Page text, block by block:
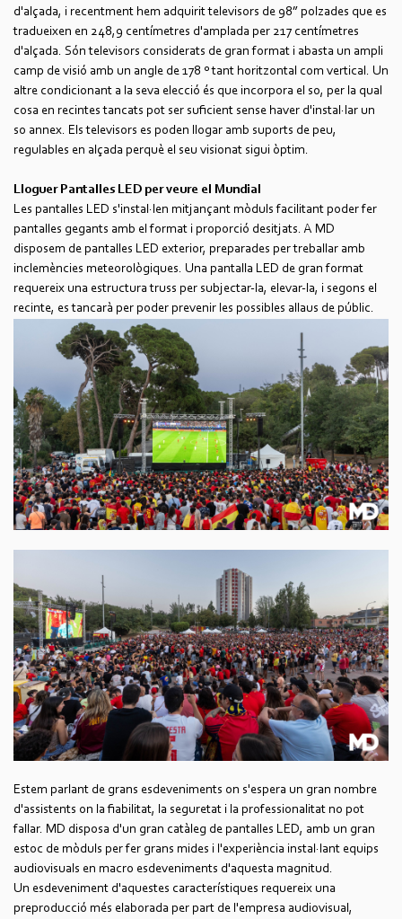
d'alçada, i recentment hem adquirit televisors de 98” polzades que es
tradueixen en 248,9 centímetres d'amplada per 217 centímetres
d'alçada. Són televisors considerats de gran format i abasta un ampli
camp de visió amb un angle de 178 º tant horitzontal com vertical. Un
altre condicionant a la seva elecció és que incorpora el so, per la qual
cosa en recintes tancats pot ser suficient sense haver d'instal·lar un
so annex. Els televisors es poden llogar amb suports de peu,
regulables en alçada perquè el seu visionat sigui òptim.
Lloguer Pantalles LED per veure el Mundial
Les pantalles LED s'instal·len mitjançant mòduls facilitant poder fer
pantalles gegants amb el format i proporció desitjats. A MD
disposem de pantalles LED exterior, preparades per treballar amb
inclemències meteorològiques. Una pantalla LED de gran format
requereix una estructura truss per subjectar-la, elevar-la, i segons el
recinte, es tancarà per poder prevenir les possibles allaus de públic.
Estem parlant de grans esdeveniments on s'espera un gran nombre
d'assistents on la fiabilitat, la seguretat i la professionalitat no pot
fallar. MD disposa d'un gran catàleg de pantalles LED, amb un gran
estoc de mòduls per fer grans mides i l'experiència instal·lant equips
audiovisuals en macro esdeveniments d'aquesta magnitud.
Un esdeveniment d'aquestes característiques requereix una
preproducció més elaborada per part de l'empresa audiovisual,